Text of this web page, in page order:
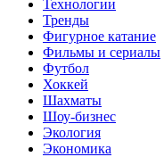
Технологии
Тренды
Фигурное катание
Фильмы и сериалы
Футбол
Хоккей
Шахматы
Шоу-бизнес
Экология
Экономика